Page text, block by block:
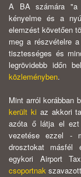
A BA számára "a
kényelme és a
elemzést követően
meg a részvételre
tisztességes és
legrövidebb időn
közleményben.
Mint arról korábban
került ki az akkori
azóta ő látja el
vezetése ezzel -
drosztokat másfél
egykori Airport
csoportnak